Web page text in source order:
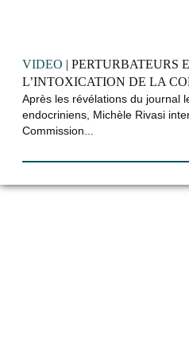
VIDEO | PERTURBATEURS
L’INTOXICATION DE LA
Après les révélations du journal
endocriniens, Michèle Rivasi
Commission...